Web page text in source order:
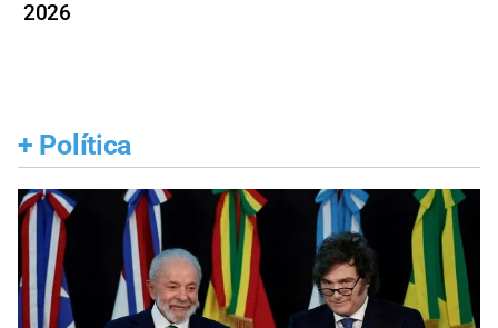
2026
+ Política